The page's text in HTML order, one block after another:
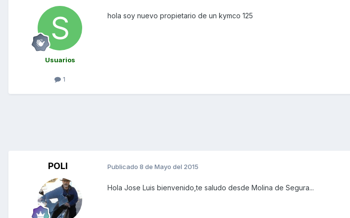
Usuarios
1
hola soy nuevo propietario de un kymco 125
POLI Publicado 8 de Mayo del 2015
Hola Jose Luis bienvenido,te saludo desde Molina de Segura...